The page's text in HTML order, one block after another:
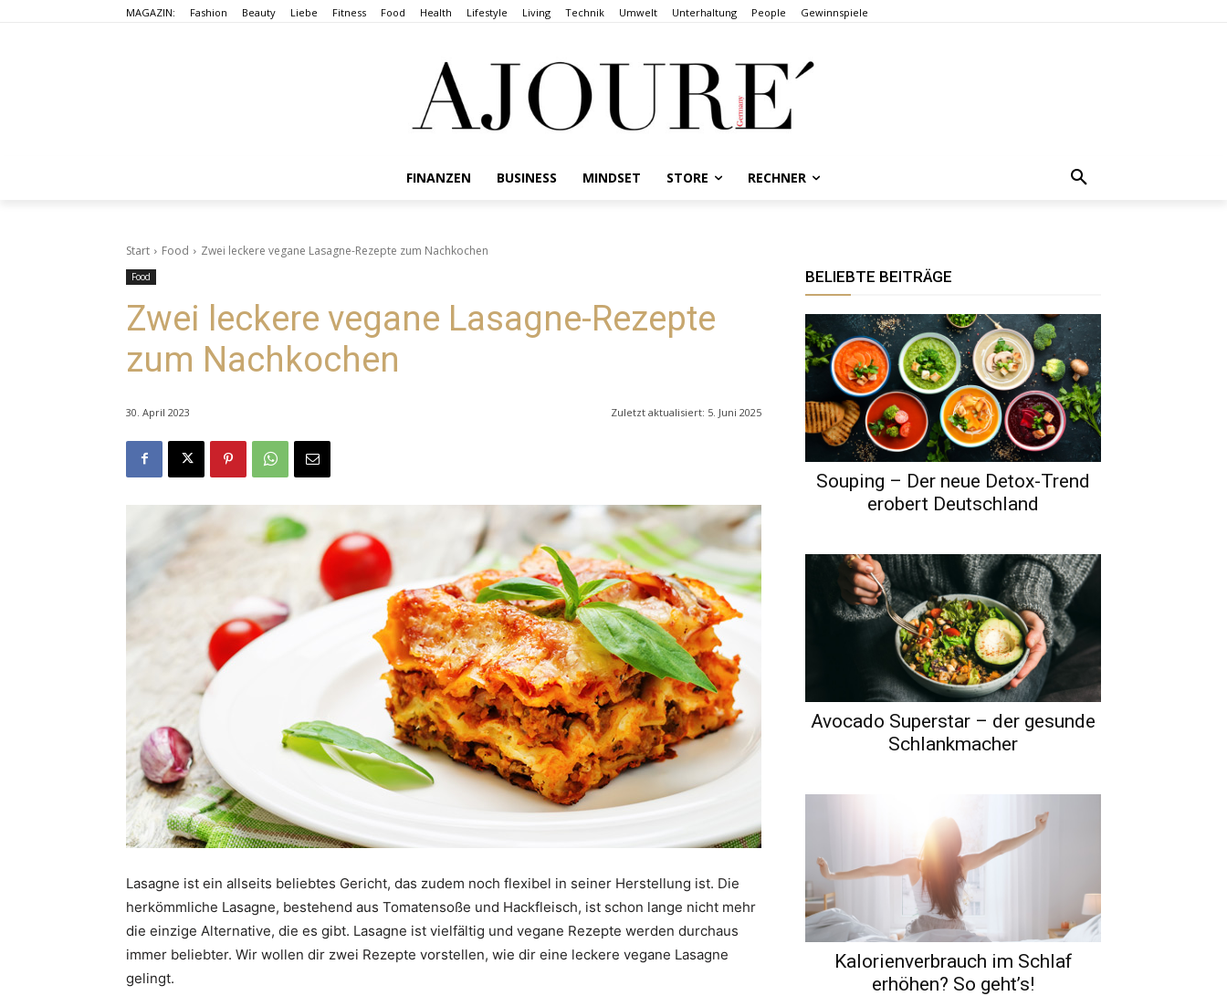
MAGAZIN: Fashion Beauty Liebe Fitness Food Health Lifestyle Living Technik Umwelt Unterhaltung People Gewinnspiele
FINANZEN BUSINESS MINDSET STORE RECHNER
Start Food Zwei leckere vegane Lasagne-Rezepte zum Nachkochen
Food
Zwei leckere vegane Lasagne-Rezepte
zum Nachkochen
30. April 2023 Zuletzt aktualisiert: 5. Juni 2025
Lasagne ist ein allseits beliebtes Gericht, das zudem noch flexibel in seiner Herstellung ist. Die
herkömmliche Lasagne, bestehend aus Tomatensoße und Hackfleisch, ist schon lange nicht mehr
die einzige Alternative, die es gibt. Lasagne ist vielfältig und vegane Rezepte werden durchaus
immer beliebter. Wir wollen dir zwei Rezepte vorstellen, wie dir eine leckere vegane Lasagne
gelingt.
BELIEBTE BEITRÄGE
Souping – Der neue Detox-Trend
erobert Deutschland
Avocado Superstar – der gesunde
Schlankmacher
Kalorienverbrauch im Schlaf
erhöhen? So geht’s!